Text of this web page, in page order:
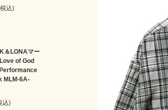
込)
＆LONAマー
of God
MLM-6A-
込)